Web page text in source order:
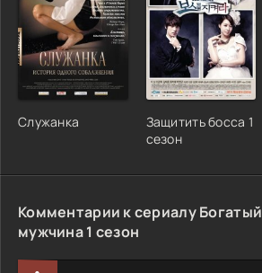
Служанка
Защитить босса 1
сезон
Комментарии к сериалу Богатый
мужчина 1 сезон